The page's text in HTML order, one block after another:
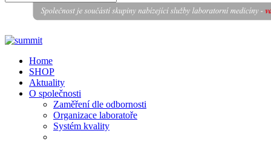
Home
SHOP
Aktuality
O společnosti
Zaměření dle odbornosti
Organizace laboratoře
Systém kvality